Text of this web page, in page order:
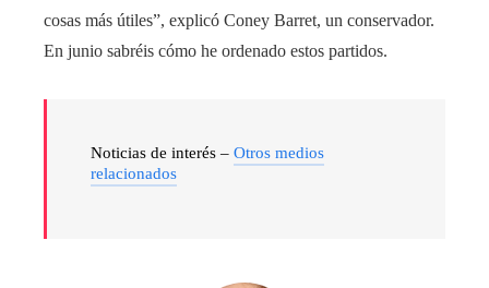
cosas más útiles”, explicó Coney Barret, un conservador.
En junio sabréis cómo he ordenado estos partidos.
Noticias de interés – Otros medios
relacionados